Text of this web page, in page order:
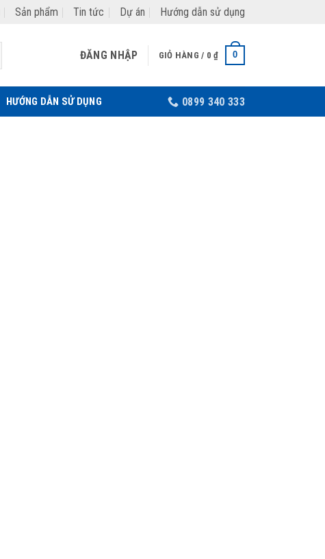
Sản phẩm Tin tức Dự án Hướng dẫn sử dụng
ĐĂNG NHẬP GIỎ HÀNG / 0₫ 0
HƯỚNG DẪN SỬ DỤNG 0899 340 333